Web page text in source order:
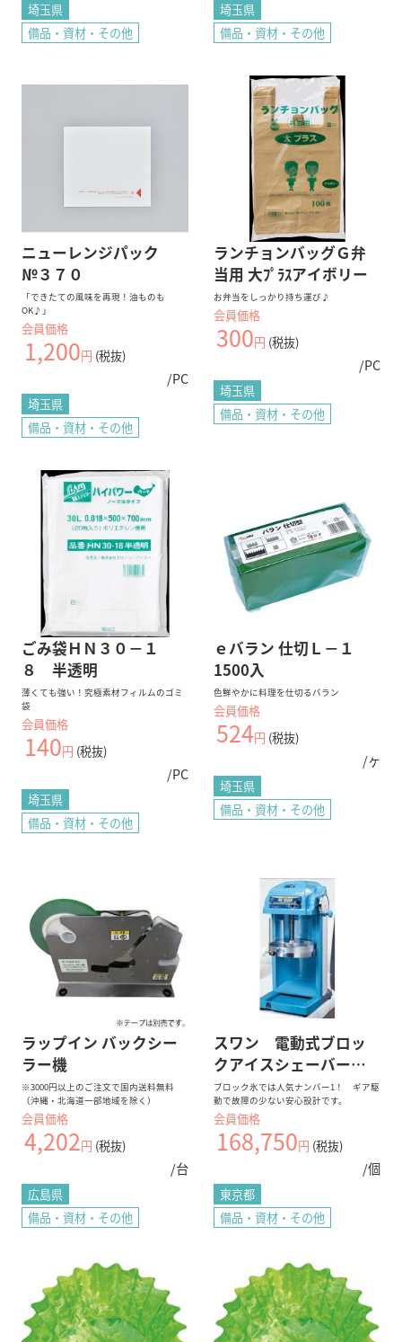
埼玉県
備品・資材・その他
埼玉県
備品・資材・その他
ニューレンジパック
№３７０
「できたての風味を再現！油ものも
OK♪」
会員価格
1,200円 (税抜)
/PC
埼玉県
備品・資材・その他
ランチョンバッグＧ弁
当用 大ﾌﾟﾗｽアイボリー
お弁当をしっかり持ち運び♪
会員価格
300円 (税抜)
/PC
埼玉県
備品・資材・その他
ごみ袋ＨＮ３０－１
８ 半透明
薄くても強い！究極素材フィルムのゴミ
袋
会員価格
140円 (税抜)
/PC
埼玉県
備品・資材・その他
ｅバラン 仕切Ｌ－１
1500入
色鮮やかに料理を仕切るバラン
会員価格
524円 (税抜)
/ヶ
埼玉県
備品・資材・その他
ラップイン バックシー
ラー機
※3000円以上のご注文で国内送料無料
（沖縄・北海道一部地域を除く）
会員価格
4,202円 (税抜)
/台
広島県
備品・資材・その他
スワン 電動式ブロッ
クアイスシェーバー
ＳＩ－１００Ｓ Ｎ
ｏ．7816800
ブロック氷では人気ナンバー1！ ギア駆
動で故障の少ない安心設計です。
会員価格
168,750円 (税抜)
/個
東京都
備品・資材・その他